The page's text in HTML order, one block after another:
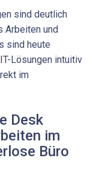
sind deutlich
Arbeiten und
sind heute
Lösungen intuitiv
im
Desk
im
Büro